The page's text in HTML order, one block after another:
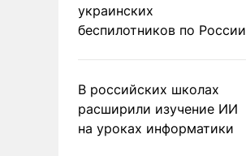
украинских
беспилотников по России
В российских школах
расширили изучение ИИ
на уроках информатики